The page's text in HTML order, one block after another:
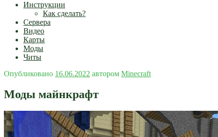
Инструкции
Как сделать?
Сервера
Видео
Карты
Моды
Читы
Опубликовано 16.06.2022 автором Minecraft
Моды майнкрафт